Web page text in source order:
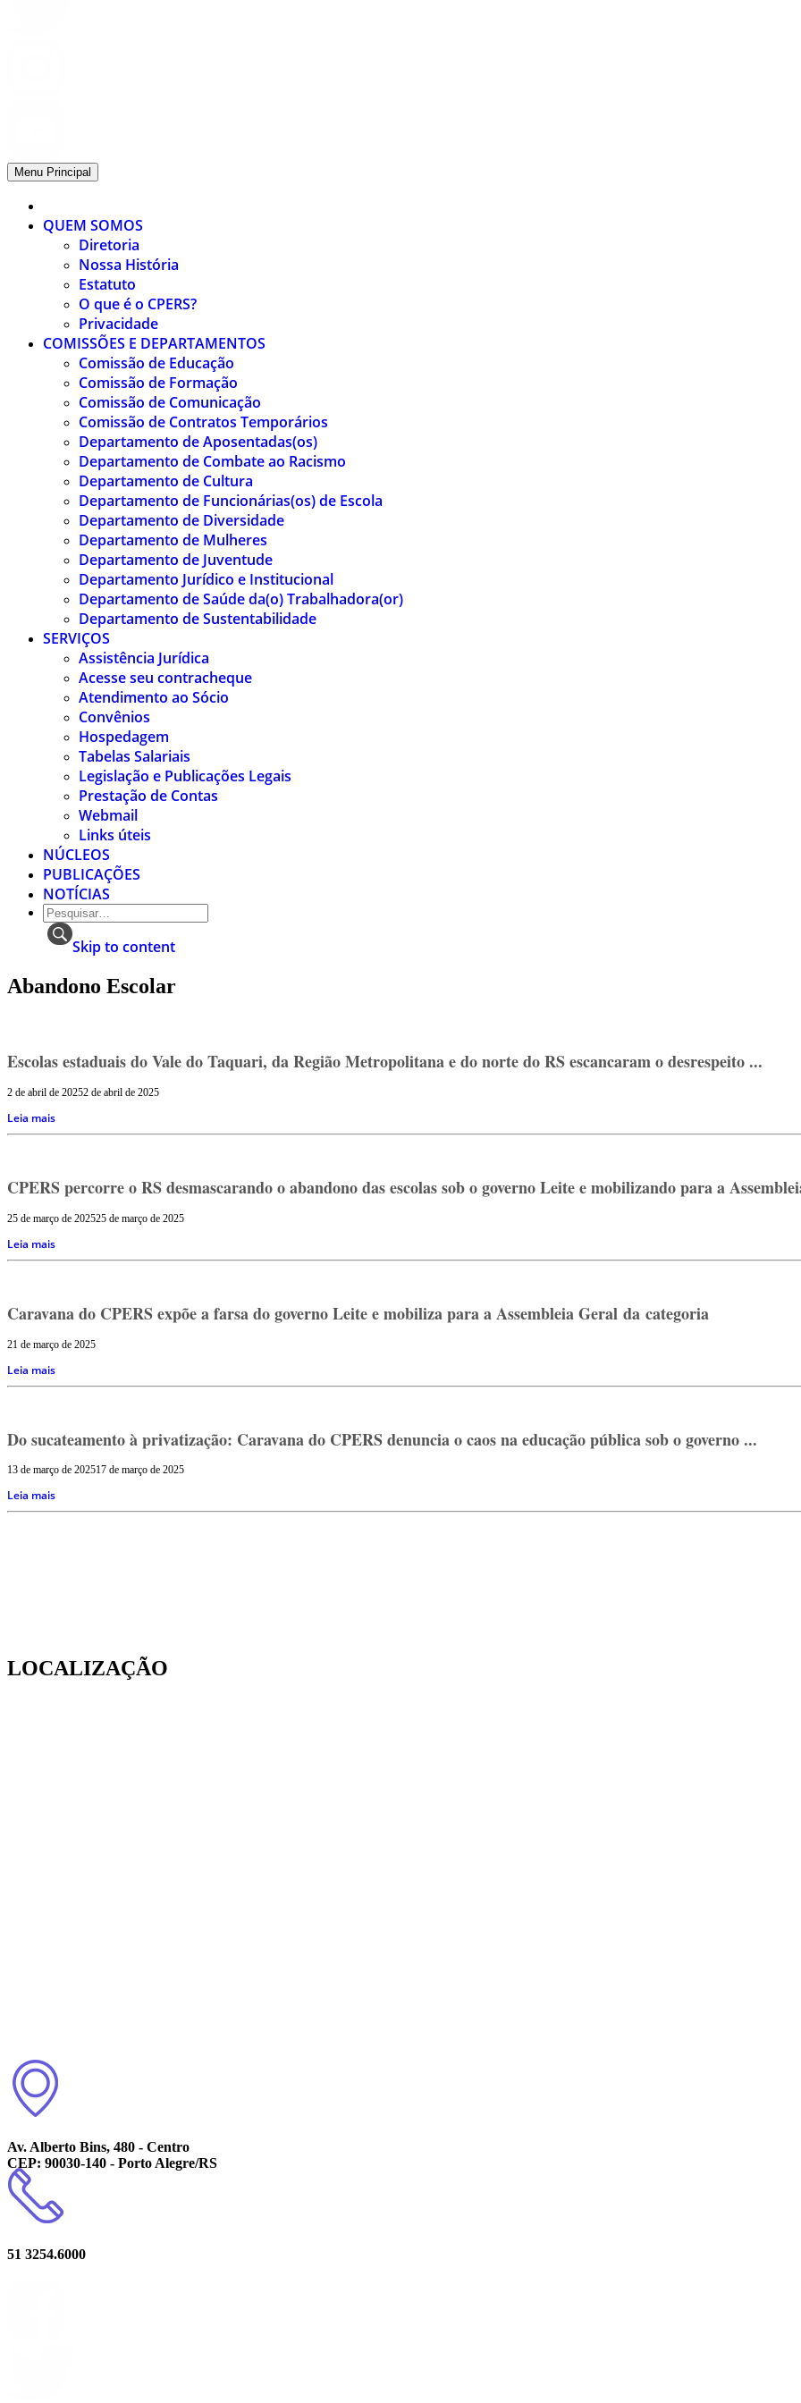
Menu Principal
QUEM SOMOS
Diretoria
Nossa História
Estatuto
O que é o CPERS?
Privacidade
COMISSÕES E DEPARTAMENTOS
Comissão de Educação
Comissão de Formação
Comissão de Comunicação
Comissão de Contratos Temporários
Departamento de Aposentadas(os)
Departamento de Combate ao Racismo
Departamento de Cultura
Departamento de Funcionárias(os) de Escola
Departamento de Diversidade
Departamento de Mulheres
Departamento de Juventude
Departamento Jurídico e Institucional
Departamento de Saúde da(o) Trabalhadora(or)
Departamento de Sustentabilidade
SERVIÇOS
Assistência Jurídica
Acesse seu contracheque
Atendimento ao Sócio
Convênios
Hospedagem
Tabelas Salariais
Legislação e Publicações Legais
Prestação de Contas
Webmail
Links úteis
NÚCLEOS
PUBLICAÇÕES
NOTÍCIAS
Skip to content
Abandono Escolar
Escolas estaduais do Vale do Taquari, da Região Metropolitana e do norte do RS escancaram o desrespeito ...
2 de abril de 20252 de abril de 2025
Leia mais
CPERS percorre o RS desmascarando o abandono das escolas sob o governo Leite e mobilizando para a
25 de março de 202525 de março de 2025
Leia mais
Caravana do CPERS expõe a farsa do governo Leite e mobiliza para a Assembleia Geral da categoria
21 de março de 2025
Leia mais
Do sucateamento à privatização: Caravana do CPERS denuncia o caos na educação pública sob o governo ...
13 de março de 202517 de março de 2025
Leia mais
LOCALIZAÇÃO
Av. Alberto Bins, 480 - Centro
CEP: 90030-140 - Porto Alegre/RS
51 3254.6000